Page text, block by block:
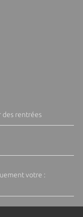
des rentrées
votre :